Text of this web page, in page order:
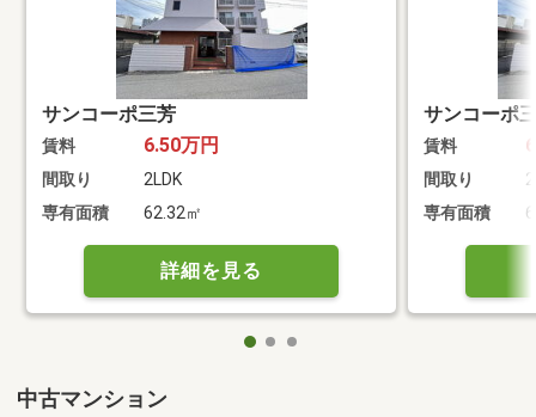
サンコーポ三芳
賃料 6.50万円
間取り
2LDK
専有面積
62.32㎡
詳細を見る
サンコーポ
賃料
間取り
専有面積
中古マンション